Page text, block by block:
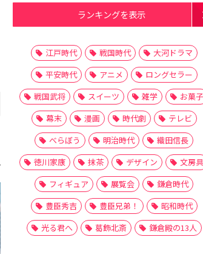
ランキングを表示
江戸時代 戦国時代
大河ドラマ
平安時代
アニメ
ロングセラー
戦国武将
スイーツ 雑学
お菓子
幕末
漫画 時代劇
テレビ
べらぼう
明治時代
織田信長
徳川家康
抹茶 デザイン
文房具
フィギュア
展覧会
鎌倉時代
豊臣秀吉
豊臣兄弟！
昭和時代
光る君へ
葛飾北斎 鎌倉殿の13人